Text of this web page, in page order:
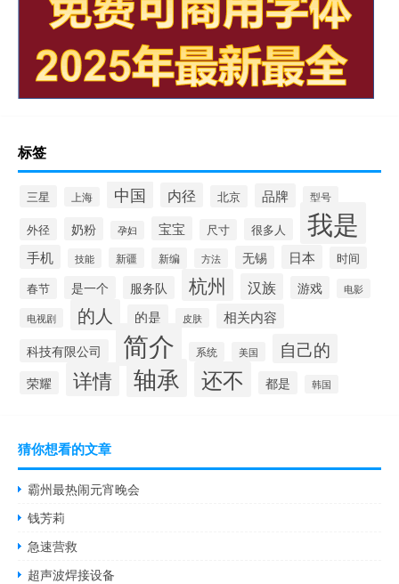
标签
三星 上海 中国 内径 北京 品牌 型号
外径 奶粉 孕妇 宝宝 尺寸 很多人 我是
手机 技能 新疆 新编 方法 无锡 日本 时间
春节 是一个 服务队 杭州 汉族 游戏 电影
电视剧 的人 的是 皮肤 相关内容
科技有限公司 简介 系统 美国 自己的
荣耀 详情 轴承 还不 都是 韩国
猜你想看的文章
霸州最热闹元宵晚会
钱芳莉
急速营救
超声波焊接设备